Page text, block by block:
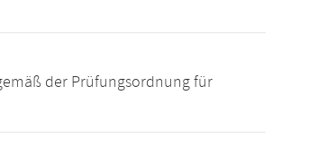
der Prüfungsordnung für